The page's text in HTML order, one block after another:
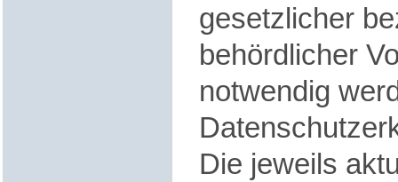
gesetzlicher
behördlicher
notwendig
Die jeweils